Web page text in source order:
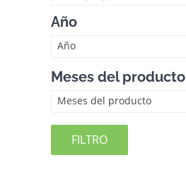
Año
Año
Meses del producto
Meses del producto
FILTRO